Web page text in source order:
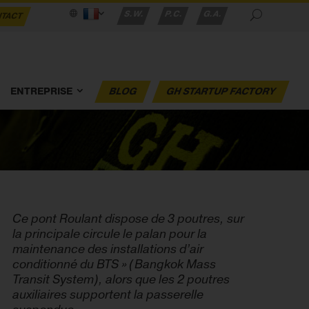
ENTREPRISE BLOG GH STARTUP FACTORY
Ce pont Roulant dispose de 3 poutres, sur
la principale circule le palan pour la
maintenance des installations d’air
conditionné du BTS » (Bangkok Mass
Transit System), alors que les 2 poutres
auxiliaires supportent la passerelle